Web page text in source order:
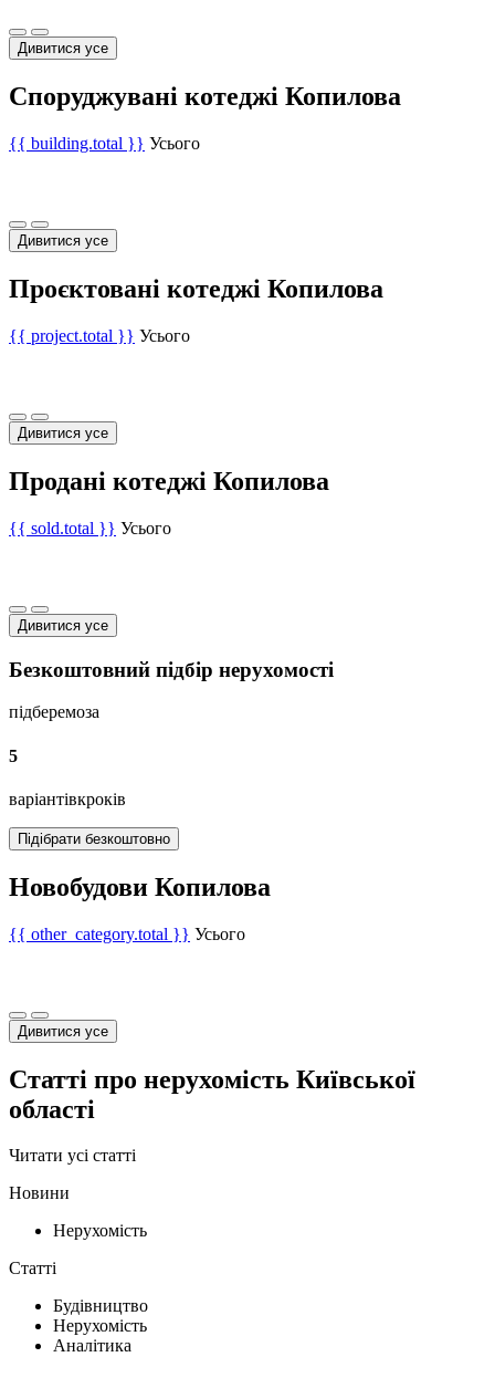
Дивитися усе
Споруджувані котеджі Копилова
{{ building.total }} Усього
Дивитися усе
Проєктовані котеджі Копилова
{{ project.total }} Усього
Дивитися усе
Продані котеджі Копилова
{{ sold.total }} Усього
Дивитися усе
Безкоштовний підбір нерухомості
підберемоза
5
варіантівкроків
Підібрати безкоштовно
Новобудови Копилова
{{ other_category.total }} Усього
Дивитися усе
Статті про нерухомість Київської
області
Читати усі статті
Новини
Нерухомість
Статті
Будівництво
Нерухомість
Аналітика